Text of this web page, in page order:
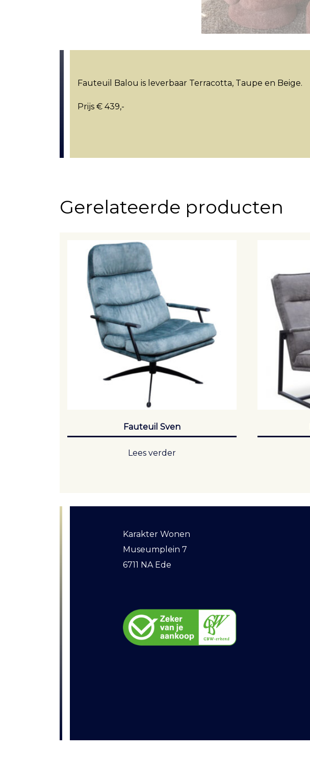
Fauteuil Balou is leverbaar Terracotta, Taupe en Beige.
Prijs € 439,-
Gerelateerde producten
Fauteuil Sven
Lees verder
Karakter Wonen
Museumplein 7
6711 NA Ede